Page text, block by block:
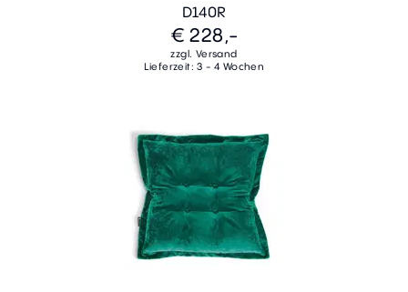
D140R
€ 228,-
zzgl. Versand
Lieferzeit: 3 - 4 Wochen